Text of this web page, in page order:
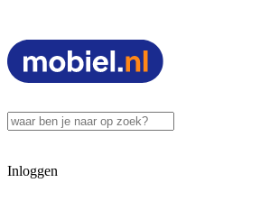
Inloggen